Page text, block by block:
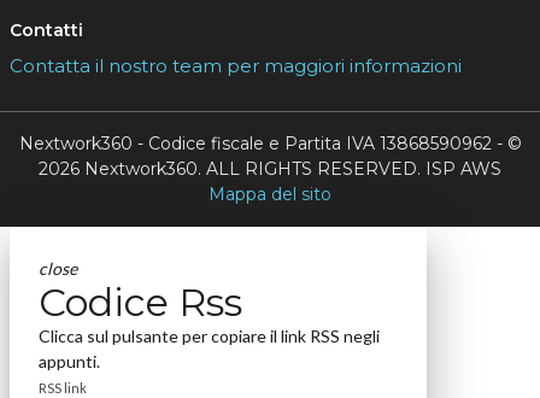
Contatti
Contatta il nostro team per maggiori informazioni
Nextwork360 - Codice fiscale e Partita IVA 13868590962 - ©
2026 Nextwork360. ALL RIGHTS RESERVED. ISP AWS
Mappa del sito
close
Codice Rss
Clicca sul pulsante per copiare il link RSS negli
appunti.
RSS link